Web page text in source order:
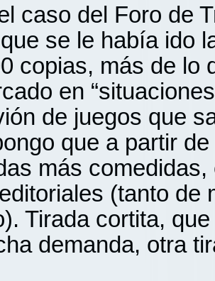
caso del Foro de
se le había ido
copias, más de lo
en
de juegos que
que a partir
más
(tanto de
Tirada cortita,
demanda, otra